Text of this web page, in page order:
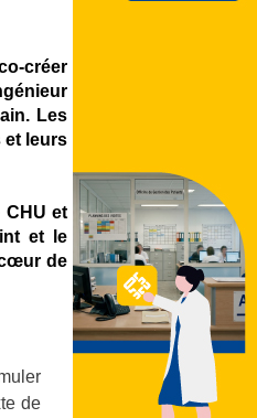
créer
Les
et leurs
CHU et
et le
de
de